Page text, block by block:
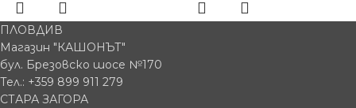
ПЛОВДИВ
Магазин "КАШОНЪТ"
бул. Брезовско шосе №170
Тел.: +359 899 911 279
СТАРА ЗАГОРА